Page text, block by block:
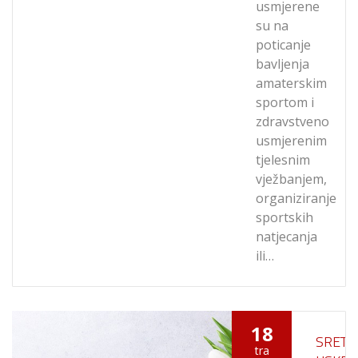
usmjerene
su na
poticanje
bavljenja
amaterskim
sportom i
zdravstveno
usmjerenim
tjelesnim
vježbanjem,
organiziranje
sportskih
natjecanja
ili…
18
tra